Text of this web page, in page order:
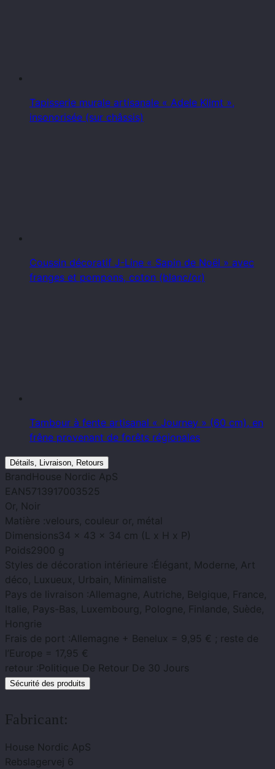
Tapisserie murale artisanale « Adele Klimt »,
insonorisée (sur châssis)
Coussin décoratif J-Line « Sapin de Noël » avec
franges et pompons, coton (blanc/or)
Tambour à fente artisanal « Journey » (60 cm), en
frêne provenant de forêts régionales
Détails, Livraison, Retours
Brand House Nordic ApS
EAN 5713917003525
Or, Noir
Matière :velours, couleur or, métal
Dimensions34 x 43 x 34 cm (L x H x P)
Poids2900 g
Styles de décoration intérieure :Élégant, Moderne, Art
déco, Luxueux, Urbain, Minimaliste
Pays de livraison :Allemagne, Autriche, Belgique, France,
Italie, Pays-Bas, Luxembourg, Pologne, Finlande, Suède,
Hongrie
Frais de port :Allemagne + Benelux = 9,95 € ; reste de
l’Europe = 17,95 €
retour :Politique De Retour De 30 Jours
Sécurité des produits
Fabricant:
House Nordic ApS
Rebslagervej 6